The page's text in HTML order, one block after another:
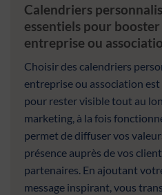
Calendriers
essentiels pour
entreprise ou
Choisir des calendriers
entreprise ou association
pour rester visible tout au
marketing, à la fois
permet de diffuser vos
présence auprès de vos
partenaires. En ajoutant
message inspirant, vous